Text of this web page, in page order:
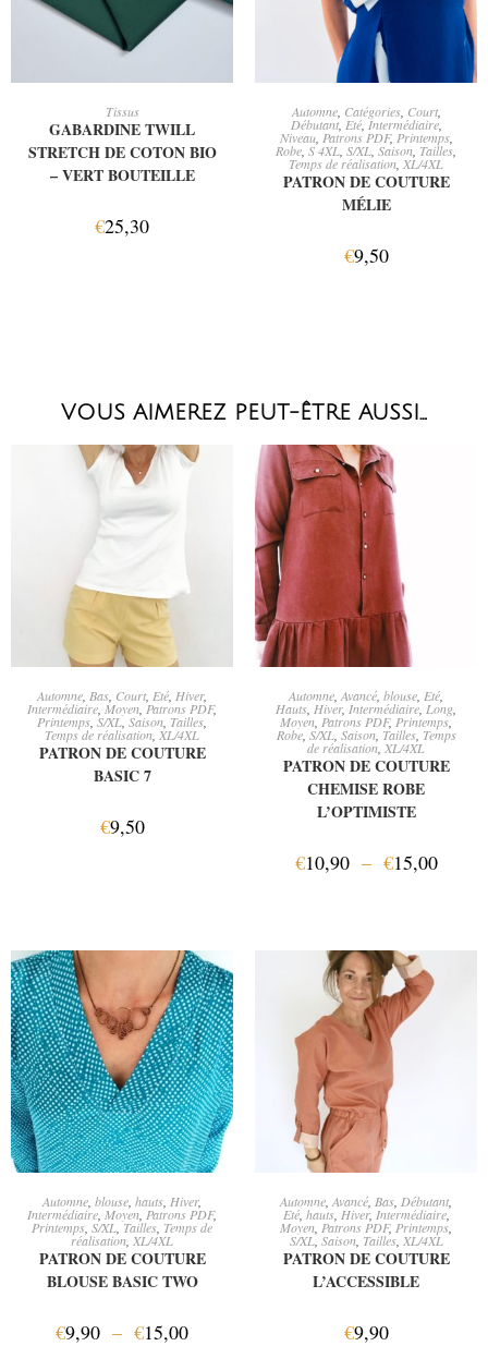
Tissus
GABARDINE TWILL
STRETCH DE COTON BIO
– VERT BOUTEILLE
€25,30
AJOUTER AU PANIER
Automne, Catégories, Court,
Débutant, Eté, Intermédiaire,
Niveau, Patrons PDF, Printemps,
Robe S 4XL S/XL Saison Tailles
Temps de réalisation XL/4XL
PATRON DE COUTURE
MÉLIE
€9,50
VOUS AIMEREZ PEUT-ÊTRE AUSSI…
AJOUTER AU PANIER
Automne Bas Court Eté Hiver,
Intermédiaire Moyen Patrons PDF,
Printemps S/XL, Saison Tailles
Temps de réalisation XL/4XL
PATRON DE COUTURE
BASIC 7
€9,50
CHOIX DES OPTIONS
Automne Avancé blouse Eté
Hauts Hiver, Intermédiaire Long
Moyen Patrons PDF, Printemps,
Robe, S/XL, Saison, Tailles, Temps
de réalisation XL/4XL
PATRON DE COUTURE
CHEMISE ROBE
L’OPTIMISTE
€10,90 – €15,00
CHOIX DES OPTIONS
Automne blouse hauts Hiver,
Intermédiaire Moyen Patrons PDF,
Printemps S/XL ,Tailles Temps de
réalisation XL/4XL
PATRON DE COUTURE
BLOUSE BASIC TWO
€9,90 – €15,00
AJOUTER AU PANIER
Automne Avancé Bas Débutant
Eté, hauts, Hiver, Intermédiaire,
Moyen Patrons PDF, Printemps
S/XL, Saison, Tailles, XL/4XL
PATRON DE COUTURE
L’ACCESSIBLE
€9,90